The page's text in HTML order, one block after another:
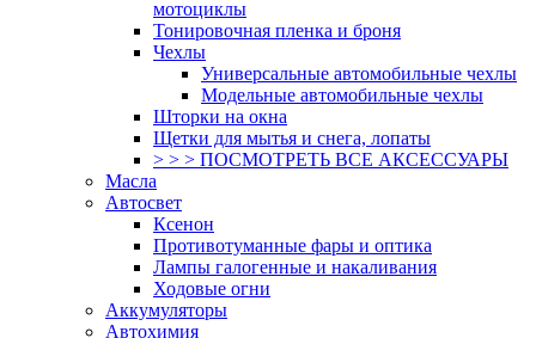
мотоциклы
Тонировочная пленка и броня
Чехлы
Универсальные автомобильные чехлы
Модельные автомобильные чехлы
Шторки на окна
Щетки для мытья и снега, лопаты
> > > ПОСМОТРЕТЬ ВСЕ АКСЕССУАРЫ
Масла
Автосвет
Ксенон
Противотуманные фары и оптика
Лампы галогенные и накаливания
Ходовые огни
Аккумуляторы
Автохимия